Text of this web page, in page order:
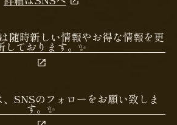
随時新しい情報やお得な情報を更
しております。✨
SNSのフォローをお願い致しま
す。✨